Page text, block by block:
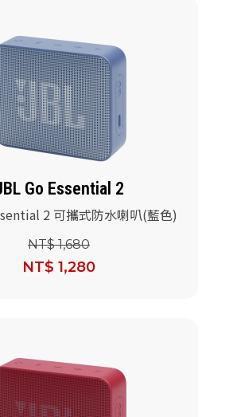
Go Essential 2
2 可攜式防水喇叭(藍色)
NT$ 1,680
NT$ 1,280